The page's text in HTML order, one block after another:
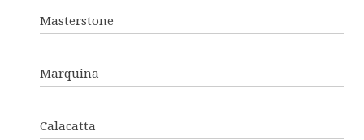
Masterstone
Marquina
Calacatta